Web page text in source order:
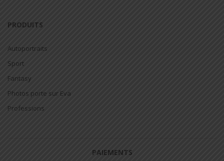
PRODUITS
Autoportraits
Sport
Fantasy
Photos porte sur Eva
Professions
PAIEMENTS